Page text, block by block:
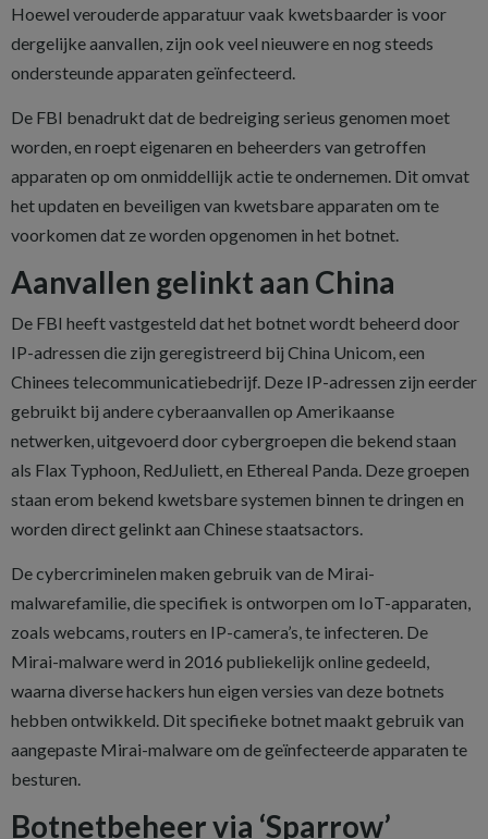
Hoewel verouderde apparatuur vaak kwetsbaarder is voor
dergelijke aanvallen, zijn ook veel nieuwere en nog steeds
ondersteunde apparaten geïnfecteerd.
De FBI benadrukt dat de bedreiging serieus genomen moet
worden, en roept eigenaren en beheerders van getroffen
apparaten op om onmiddellijk actie te ondernemen. Dit omvat
het updaten en beveiligen van kwetsbare apparaten om te
voorkomen dat ze worden opgenomen in het botnet.
Aanvallen gelinkt aan China
De FBI heeft vastgesteld dat het botnet wordt beheerd door
IP-adressen die zijn geregistreerd bij China Unicom, een
Chinees telecommunicatiebedrijf. Deze IP-adressen zijn eerder
gebruikt bij andere cyberaanvallen op Amerikaanse
netwerken, uitgevoerd door cybergroepen die bekend staan
als Flax Typhoon, RedJuliett, en Ethereal Panda. Deze groepen
staan erom bekend kwetsbare systemen binnen te dringen en
worden direct gelinkt aan Chinese staatsactors.
De cybercriminelen maken gebruik van de Mirai-
malwarefamilie, die specifiek is ontworpen om IoT-apparaten,
zoals webcams, routers en IP-camera’s, te infecteren. De
Mirai-malware werd in 2016 publiekelijk online gedeeld,
waarna diverse hackers hun eigen versies van deze botnets
hebben ontwikkeld. Dit specifieke botnet maakt gebruik van
aangepaste Mirai-malware om de geïnfecteerde apparaten te
besturen.
Botnetbeheer via ‘Sparrow’